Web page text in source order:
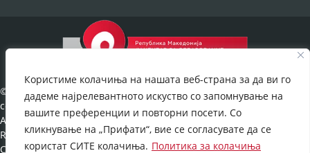
Користиме колачиња на нашата веб-страна за да ви го
дадеме најрелевантното искуство со запомнување на
вашите преференции и повторни посети. Со
кликнување на „Прифати“, вие се согласувате да се
користат СИТЕ колачиња. Политика за колачиња
©2022-
cov.gov.mk.
All Rights
Reserved.
Cookies